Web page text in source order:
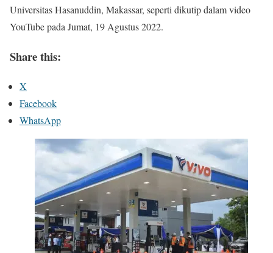
Universitas Hasanuddin, Makassar, seperti dikutip dalam video
YouTube pada Jumat, 19 Agustus 2022.
Share this:
X
Facebook
WhatsApp